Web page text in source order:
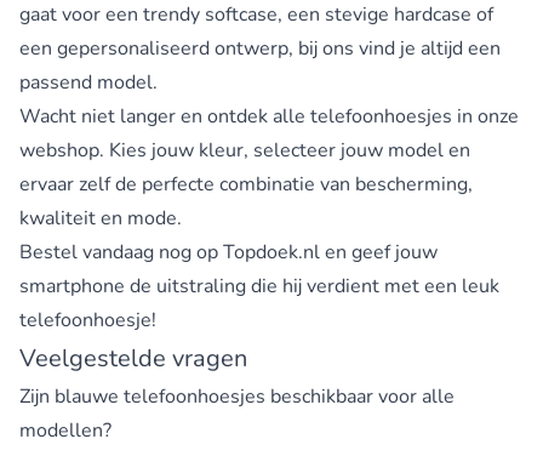
gaat voor een trendy softcase, een stevige hardcase of
een gepersonaliseerd ontwerp, bij ons vind je altijd een
passend model.
Wacht niet langer en ontdek alle telefoonhoesjes in onze
webshop. Kies jouw kleur, selecteer jouw model en
ervaar zelf de perfecte combinatie van bescherming,
kwaliteit en mode.
Bestel vandaag nog op Topdoek.nl en geef jouw
smartphone de uitstraling die hij verdient met een leuk
telefoonhoesje!
Veelgestelde vragen
Zijn blauwe telefoonhoesjes beschikbaar voor alle
modellen?